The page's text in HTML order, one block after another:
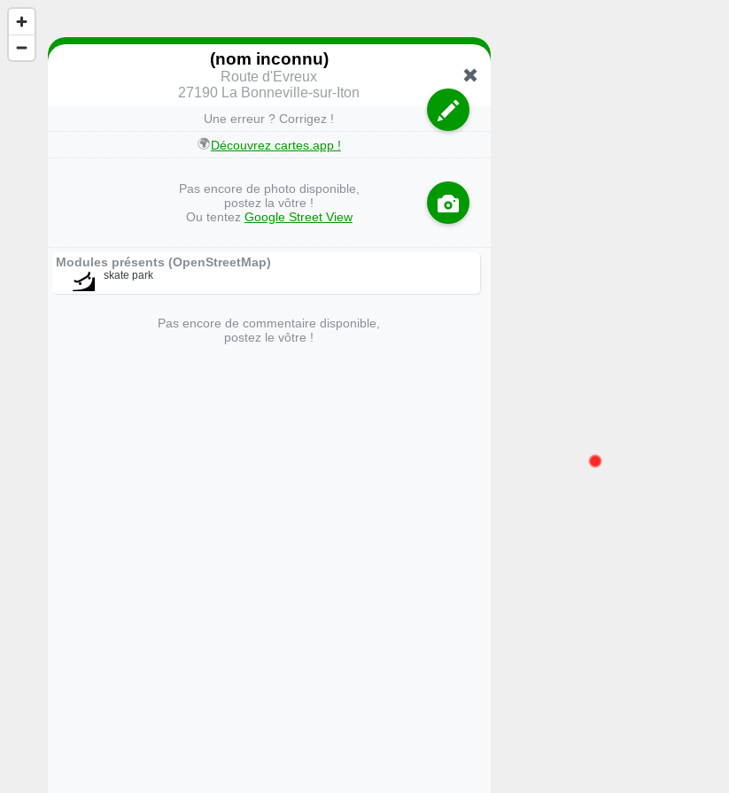
(nom inconnu)
Route d'Evreux
27190 La Bonneville-sur-Iton
Une erreur ? Corrigez !
🌍Découvrez cartes.app !
Pas encore de photo disponible,
postez la vôtre !
Ou tentez Google Street View
Modules présents (OpenStreetMap)
skate park
Pas encore de commentaire disponible,
postez le vôtre !